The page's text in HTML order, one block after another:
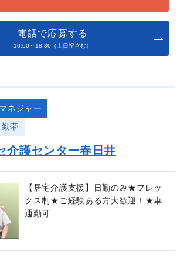
電話で応募する
10:00～18:30（土日祝含む）
ネジャー
帯
介護センター春日井
【居宅介護支援】日勤のみ★フレッ
クス制★ご経験ある方大歓迎！★車
通勤可